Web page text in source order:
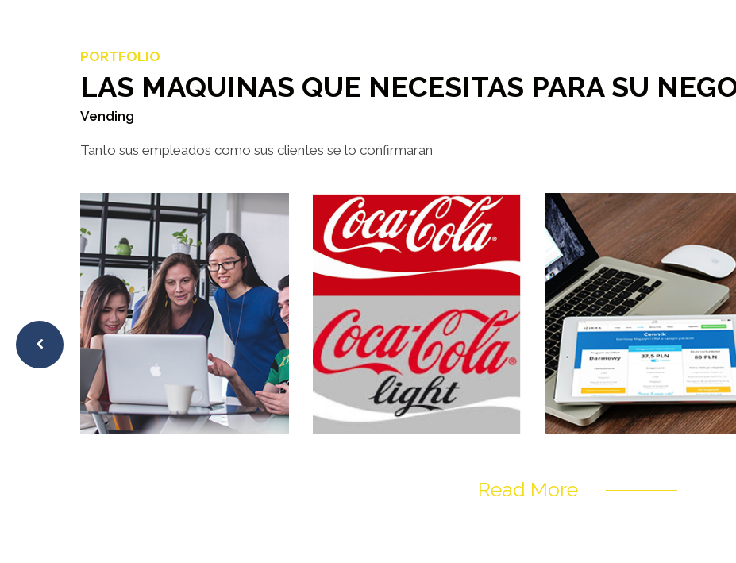
PORTFOLIO
LAS MAQUINAS QUE NECESITAS PARA SU
Vending
Tanto sus empleados como sus clientes se lo confirmaran
Read More